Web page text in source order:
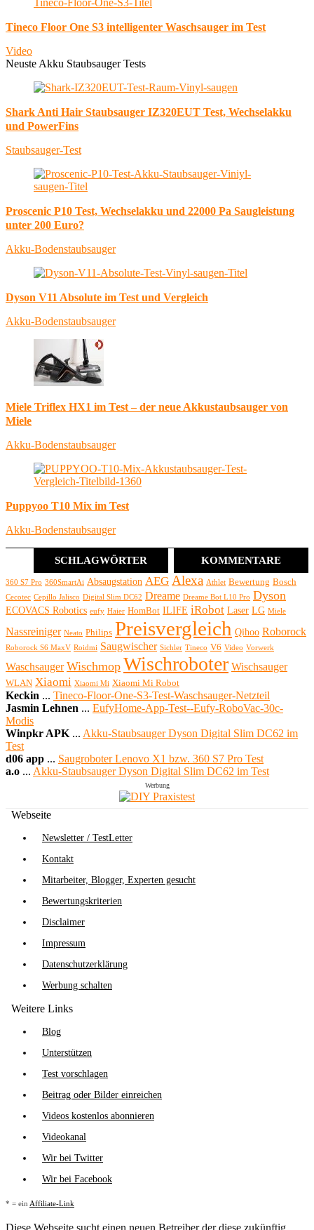
Tineco Floor One S3 intelligenter Waschsauger im Test
Video
Neuste Akku Staubsauger Tests
Shark Anti Hair Staubsauger IZ320EUT Test, Wechselakku
und PowerFins
Staubsauger-Test
Proscenic P10 Test, Wechselakku und 22000 Pa Saugleistung
unter 200 Euro?
Akku-Bodenstaubsauger
Dyson V11 Absolute im Test und Vergleich
Akku-Bodenstaubsauger
Miele Triflex HX1 im Test – der neue Akkustaubsauger von
Miele
Akku-Bodenstaubsauger
Puppyoo T10 Mix im Test
Akku-Bodenstaubsauger
SCHLAGWÖRTER KOMMENTARE
360 S7 Pro 360SmartAi Absaugstation AEG Alexa Athlet Bewertung Bosch
Cecotec Cepillo Jalisco Digital Slim DC62 Dreame Dreame Bot L10 Pro Dyson
ECOVACS Robotics eufy Haier HomBot ILIFE iRobot Laser LG Miele
Nassreiniger Neato Philips Preisvergleich Qihoo Roborock
Roborock S6 MaxV Roidmi Saugwischer Sichler Tineco V6 Video Vorwerk
Waschsauger Wischmop Wischroboter Wischsauger
WLAN Xiaomi Xiaomi Mi Xiaomi Mi Robot
Keckin ... Tineco-Floor-One-S3-Test-Waschsauger-Netzteil
Jasmin Lehnen ... EufyHome-App-Test--Eufy-RoboVac-30c-
Modis
Winpkr APK ... Akku-Staubsauger Dyson Digital Slim DC62 im
Test
d06 app ... Saugroboter Lenovo X1 bzw. 360 S7 Pro Test
a.o ... Akku-Staubsauger Dyson Digital Slim DC62 im Test
Werbung
Webseite
Newsletter / TestLetter
Kontakt
Mitarbeiter, Blogger, Experten gesucht
Bewertungskriterien
Disclaimer
Impressum
Datenschutzerklärung
Werbung schalten
Weitere Links
Blog
Unterstützen
Test vorschlagen
Beitrag oder Bilder einreichen
Videos kostenlos abonnieren
Videokanal
Wir bei Twitter
Wir bei Facebook
* = ein Affiliate-Link
Diese Webseite sucht einen neuen Betreiber der diese zukünftig